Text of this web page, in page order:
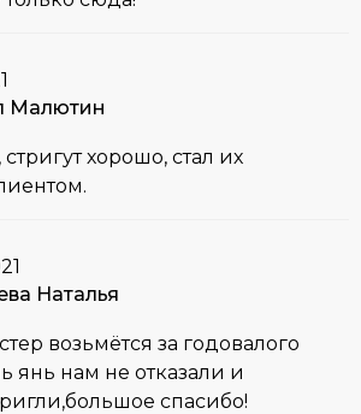
Малютин
хорошо, стал их
Наталья
возьмётся за годовалого
янь нам не отказали и
спасибо!